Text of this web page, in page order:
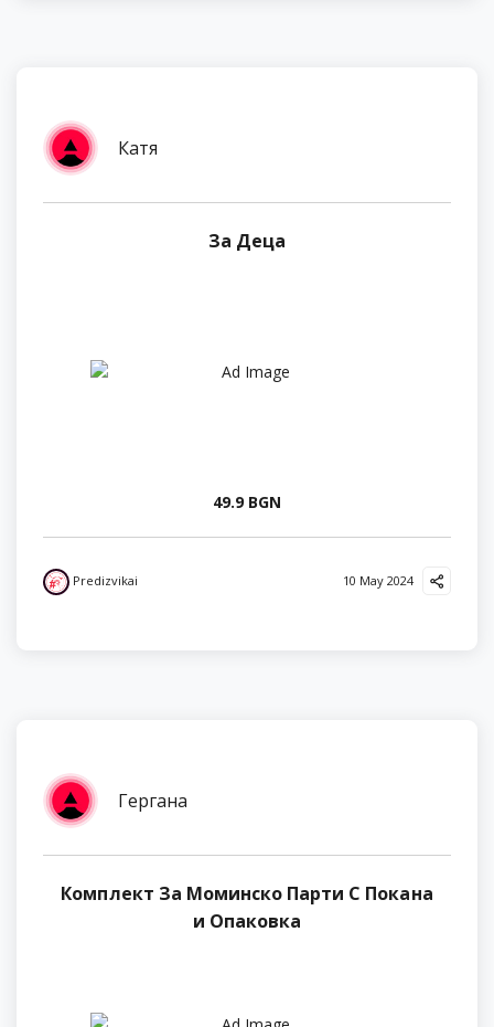
Катя
За Деца
49.9 BGN
Predizvikai 10 May 2024
Гергана
Комплект За Моминско Парти С Покана
и Опаковка